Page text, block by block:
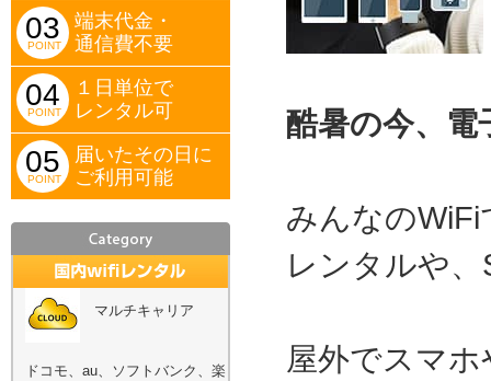
03
POINT
端末代金・
通信費不要
04
POINT
１日単位で
レンタル可
05
POINT
届いたその日に
ご利用可能
マルチキャリア
ドコモ、au、ソフトバンク、楽
酷暑の今、電
みんなの
レンタルや
屋外でスマ